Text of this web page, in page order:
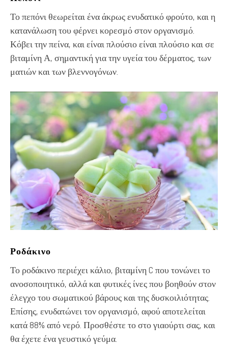
Το πεπόνι θεωρείται ένα άκρως ενυδατικό φρούτο, και η
κατανάλωση του φέρνει κορεσμό στον οργανισμό.
Κόβει την πείνα, και είναι πλούσιο είναι πλούσιο και σε
βιταμίνη Α, σημαντική για την υγεία του δέρματος, των
ματιών και των βλεννογόνων.
Ροδάκινο
Το ροδάκινο περιέχει κάλιο, βιταμίνη C που τονώνει το
ανοσοποιητικό, αλλά και φυτικές ίνες που βοηθούν στον
έλεγχο του σωματικού βάρους και της δυσκοιλιότητας.
Επίσης, ενυδατώνει τον οργανισμό, αφού αποτελείται
κατά 88% από νερό. Προσθέστε το στο γιαούρτι σας, και
θα έχετε ένα γευστικό γεύμα.